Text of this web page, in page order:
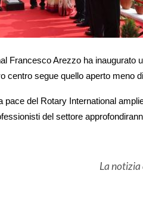
Francesco Arezzo ha inaugurato
centro segue quello aperto meno
pace del Rotary International
del settore
La